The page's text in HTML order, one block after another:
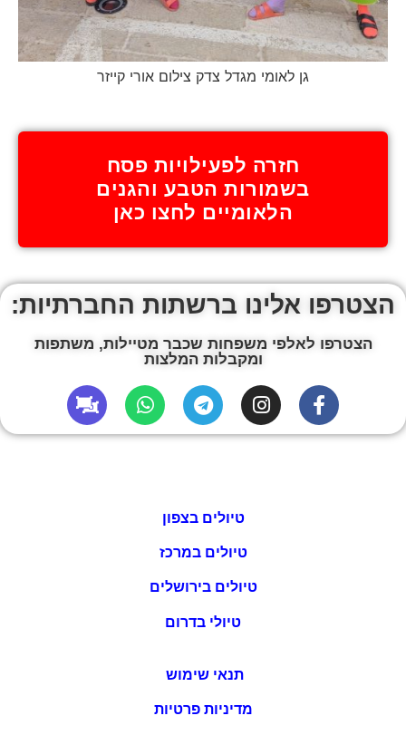
גן לאומי מגדל צדק צילום אורי קייזר
חזרה לפעילויות פסח
בשמורות הטבע והגנים
הלאומיים לחצו כאן
הצטרפו אלינו ברשתות החברתיות:
הצטרפו לאלפי משפחות שכבר מטיילות, משתפות
ומקבלות המלצות
טיולים בצפון
טיולים במרכז
טיולים בירושלים
טיולי בדרום
תנאי שימוש
מדיניות פרטיות